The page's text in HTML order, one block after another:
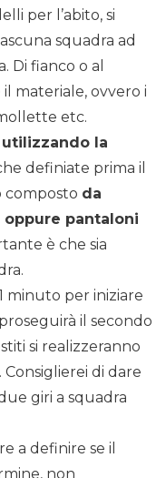
per l’abito, si
squadra ad
Di fianco o al
materiale, ovvero i
etc.
la
definiate prima il
composto da
oppure pantaloni
è che sia
minuto per iniziare
il secondo
si realizzeranno
di dare
giri a squadra
a definire se il
non